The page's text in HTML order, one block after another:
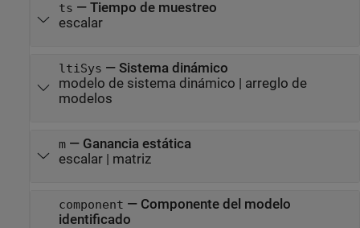
ts — Tiempo de muestreo
escalar
ltiSys — Sistema dinámico
modelo de sistema dinámico | arreglo de
modelos
m— Ganancia estática
escalar| matriz
component — Componente del modelo
identificado